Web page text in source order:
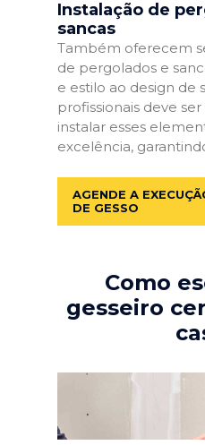
Instalação de
sancas
Também oferecem
de pergolados e
e estilo ao design de
profissionais deve
instalar esses
excelência,
AGENDE A
DE GESSO
Como
gesseiro